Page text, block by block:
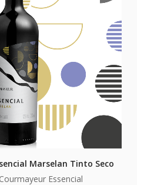
Marselan Tinto Seco
Essencial